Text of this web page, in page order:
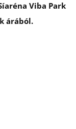
Viba Park
árából.